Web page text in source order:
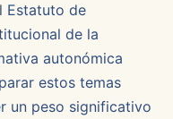
Estatuto de
de la
autonómica
estos temas
un peso significativo